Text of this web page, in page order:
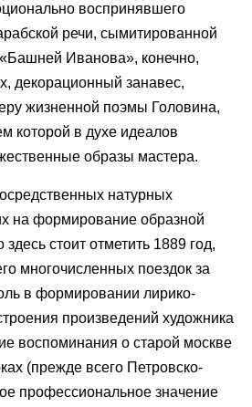
воспринявшего
речи, сымитированной
Иванова», конечно,
декорационный занавес,
жизненной поэмы Головина,
которой в духе идеалов
образы мастера.
натурных
на формирование образной
здесь стоит отметить 1889 год,
многочисленных поездок за
в формировании лирико-
произведений художника
воспоминания о старой москве
(прежде всего Петровско-
профессиональное значение